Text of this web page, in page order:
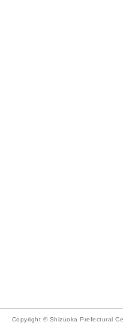
Copyright © Shizuoka Prefectural